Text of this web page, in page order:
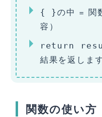
{ }の中 = 関
容）
return
結果を返します
関数の使い方